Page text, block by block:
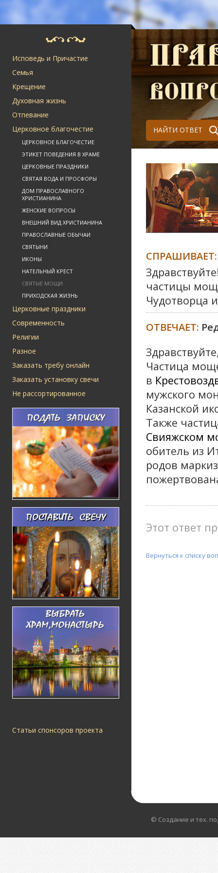
Исповедь и Причастие
Семья
Крещение
Духовная жизнь
Отпевание
Церковное благочестие
ЦЕРКОВНОЕ БЛАГОЧЕСТИЕ
ЭТИКЕТ ПОВЕДЕНИЯ В ХРАМЕ
ЦЕРКОВНЫЕ ПРАЗДНИКИ
СВЯТАЯ ВОДА И ПРОСФОРЫ
ДОМ ПРАВОСЛАВНОГО
ХРИСТИАНИНА
ЖЕНСКИЕ ВОПРОСЫ
ВНЕШНИЙ ВИД ХРИСТИАНИНА
ПРАВОСЛАВНЫЕ ОБЫЧАИ
СВЯТЫНИ
ИКОНЫ
НАТЕЛЬНЫЙ КРЕСТ
СВЯТЫЕ МОЩИ
ПРИХОДСКАЯ ЖИЗНЬ
Церковные праздники
Современность
Религии
Разное
Заказать требу онлайн
Заказать установку свечи
Не рассортированное
Статьи спонсоров проекта
НАЙТИ ОТВЕТ
СПРАШИВАЕТ:
частицы
Чудотворца
ОТВЕЧАЕТ:
Частица
в
мужского
Казанской
Также
Свияжском
обитель из
родов
Этот ответ
Вернуться к списку
© Создание и тех.